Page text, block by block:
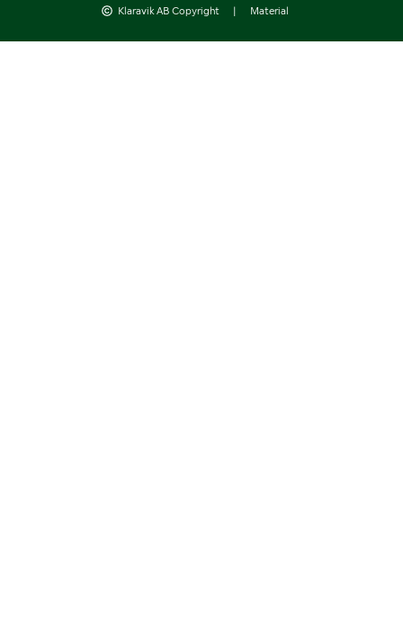
Klaravik AB Copyright | Material